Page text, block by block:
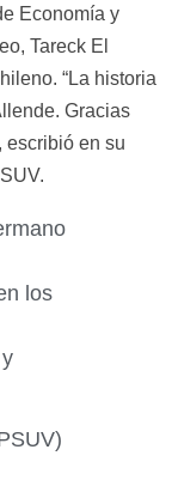
Economía y
Tareck El
“La historia
Gracias
escribió en su
los